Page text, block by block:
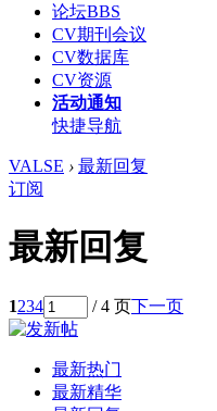
论坛BBS
CV期刊会议
CV数据库
CV资源
活动通知
快捷导航
VALSE › 最新回复
订阅
最新回复
1234 / 4 页下一页
最新热门
最新精华